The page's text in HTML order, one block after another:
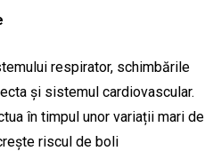
respirator, schimbările
și sistemul cardiovascular.
în timpul unor variații mari de
riscul de boli